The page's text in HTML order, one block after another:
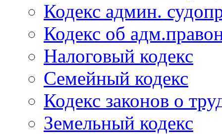
Кодекс админ.
Кодекс об
Налоговый кодекс
Семейный кодекс
Кодекс законов о
Земельный кодекс